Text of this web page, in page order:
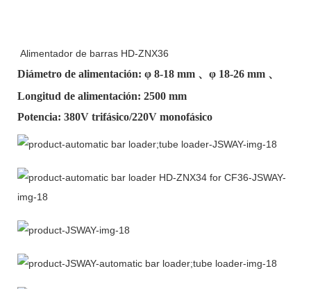
Alimentador de barras HD-ZNX36
Diámetro de alimentación: φ 8-18 mm 、φ 18-26 mm 、
Longitud de alimentación: 2500 mm
Potencia: 380V trifásico/220V monofásico